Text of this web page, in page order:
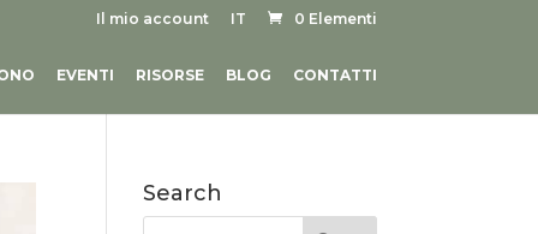
Il mio account IT 0 Elementi
EVENTI RISORSE BLOG CONTATTI
Search